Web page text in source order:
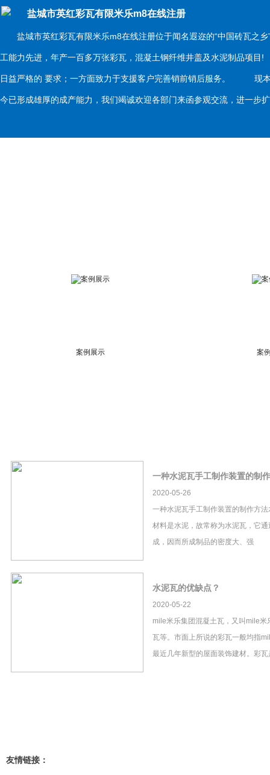
盐城市英红彩瓦有限米乐m8在线注册
盐城市英红彩瓦有限米乐m8在线注册位于闻名遐迩的“中国砖瓦之乡
工能力先进，年产一百多万张彩瓦，混凝土钢纤维井盖及水泥制品项
日益严格的 要求；一方面致力于支援客户完善销前销后服务。 现本
今已形成雄厚的成产能力，我们竭诚欢迎各部门来函参观交流，进一
案例展示 案
一种水泥瓦手工制作装置的制
2020-05-26
一种水泥瓦手工制作装置的制作方
材料是水泥，故常称为水泥瓦，它
成，因而所成制品的密度大、强
水泥瓦的优缺点？
2020-05-22
mile米乐集团混凝土瓦，又叫mile米
瓦等。市面上所说的彩瓦一般均指
最近几年新型的屋面装饰建材。彩
友情链接：